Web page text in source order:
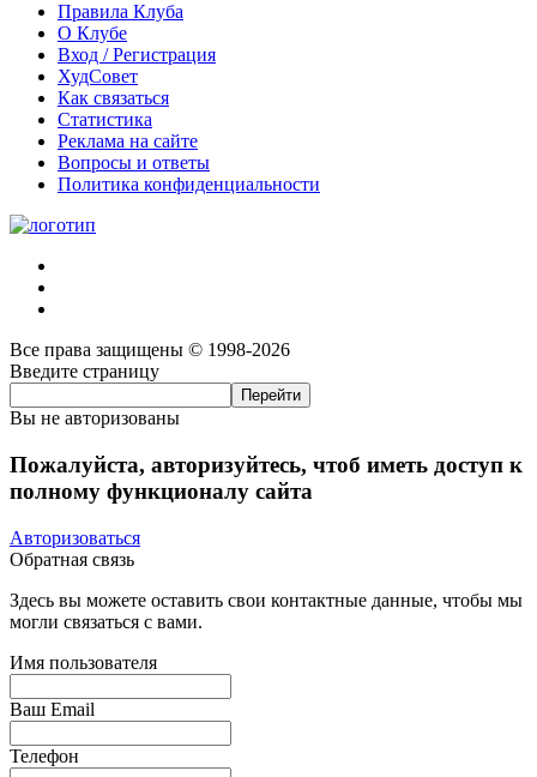
Правила Клуба
О Клубе
Вход / Регистрация
ХудСовет
Как связаться
Статистика
Реклама на сайте
Вопросы и ответы
Политика конфиденциальности
Все права защищены © 1998-2026
Введите страницу
Вы не авторизованы
Пожалуйста, авторизуйтесь, чтоб иметь доступ к
полному функционалу сайта
Авторизоваться
Обратная связь
Здесь вы можете оставить свои контактные данные, чтобы мы
могли связаться с вами.
Имя пользователя
Ваш Email
Телефон